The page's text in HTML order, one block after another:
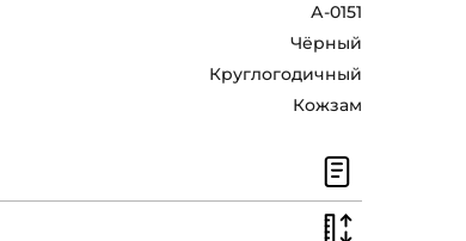
А-0151
Чёрный
Круглогодичный
Кожзам